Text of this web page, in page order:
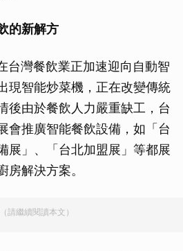
的新解方
灣餐飲業正加速迎向自動智
現智能炒菜機，正在改變傳統
後由於餐飲人力嚴重缺工，台
會推廣智能餐飲設備，如「台
展」、「台北加盟展」等都展
房解決方案。
請繼續閱讀本文）